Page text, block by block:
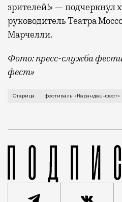
зрителей!» — подчеркнул
руководитель Театра
Марчелли.
Фото: пресс-служба
фест»
В минувший уикенд
Старица фестиваль «Карандаш-фест»